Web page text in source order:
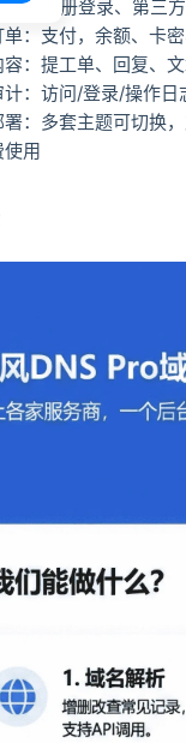
限：注册登录、第三
：支付，余额、卡密
：提工单、回复、文
：访问/登录/操作日
：多套主题可切换
用